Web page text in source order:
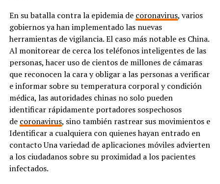
En su batalla contra la epidemia de coronavirus, varios
gobiernos ya han implementado las nuevas
herramientas de vigilancia. El caso más notable es China.
Al monitorear de cerca los teléfonos inteligentes de las
personas, hacer uso de cientos de millones de cámaras
que reconocen la cara y obligar a las personas a verificar
e informar sobre su temperatura corporal y condición
médica, las autoridades chinas no solo pueden
identificar rápidamente portadores sospechosos
de coronavirus, sino también rastrear sus movimientos e
Identificar a cualquiera con quienes hayan entrado en
contacto Una variedad de aplicaciones móviles advierten
a los ciudadanos sobre su proximidad a los pacientes
infectados.